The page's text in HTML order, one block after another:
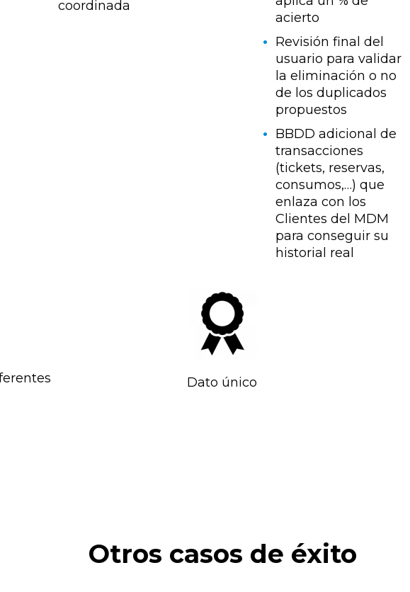
coordinada
acierto
Revisión final del
usuario para validar
la eliminación o no
de los duplicados
propuestos
BBDD adicional de
transacciones
(tickets, reservas,
consumos,…) que
enlaza con los
Clientes del MDM
para conseguir su
historial real
Dato único
Otros casos de éxito